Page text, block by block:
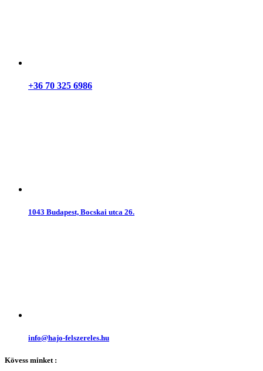
+36 70 325 6986
1043 Budapest, Bocskai utca 26.
info@hajo-felszereles.hu
Kövess minket :